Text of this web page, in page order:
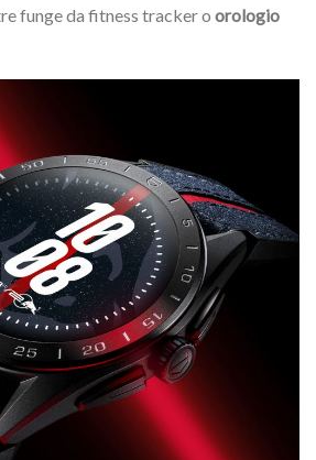
funge da fitness tracker o orologio